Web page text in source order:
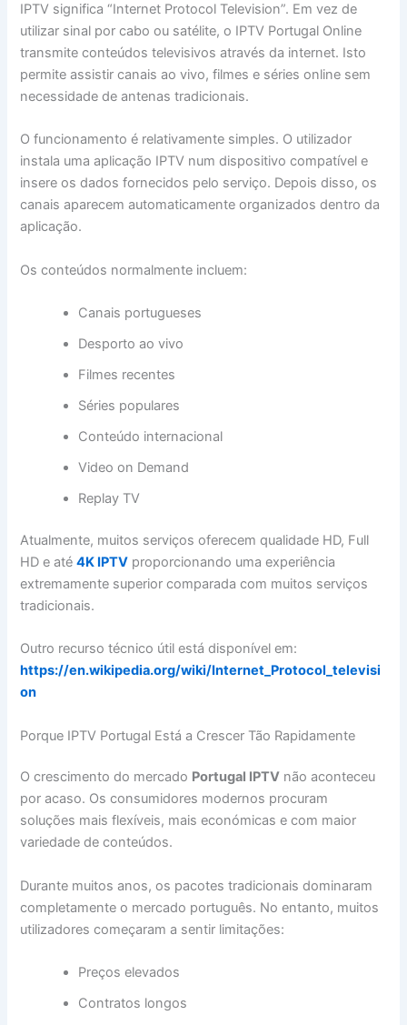
IPTV significa “Internet Protocol Television”. Em vez de
utilizar sinal por cabo ou satélite, o IPTV Portugal Online
transmite conteúdos televisivos através da internet. Isto
permite assistir canais ao vivo, filmes e séries online sem
necessidade de antenas tradicionais.
O funcionamento é relativamente simples. O utilizador
instala uma aplicação IPTV num dispositivo compatível e
insere os dados fornecidos pelo serviço. Depois disso, os
canais aparecem automaticamente organizados dentro da
aplicação.
Os conteúdos normalmente incluem:
Canais portugueses
Desporto ao vivo
Filmes recentes
Séries populares
Conteúdo internacional
Video on Demand
Replay TV
Atualmente, muitos serviços oferecem qualidade HD, Full
HD e até4K IPTV proporcionando uma experiência
extremamente superior comparada com muitos serviços
tradicionais.
Outro recurso técnico útil está disponível em:
https://en.wikipedia.org/wiki/Internet_Protocol_televisi
on
Porque IPTV Portugal Está a Crescer Tão Rapidamente
O crescimento do mercado Portugal IPTV não aconteceu
por acaso. Os consumidores modernos procuram
soluções mais flexíveis, mais económicas e com maior
variedade de conteúdos.
Durante muitos anos, os pacotes tradicionais dominaram
completamente o mercado português. No entanto, muitos
utilizadores começaram a sentir limitações:
Preços elevados
Contratos longos